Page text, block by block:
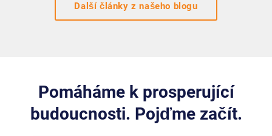
Další články z našeho blogu
Pomáháme k prosperující
budoucnosti. Pojďme začít.